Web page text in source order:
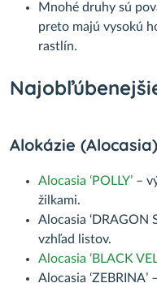
Mnohé druhy sú
preto majú vysokú
rastlín.
Alokázie (Alocasia)
Alocasia ‘POLLY’ –
žilkami.
Alocasia ‘DRAGON
vzhľad listov.
Alocasia ‘BLACK
Alocasia